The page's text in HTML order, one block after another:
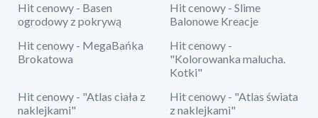
Hit cenowy - Basen
ogrodowy z pokrywą
Hit cenowy - Slime
Balonowe Kreacje
Hit cenowy - MegaBańka
Brokatowa
Hit cenowy -
"Kolorowanka malucha.
Kotki"
Hit cenowy - "Atlas ciała z
naklejkami"
Hit cenowy - "Atlas świata
z naklejkami"